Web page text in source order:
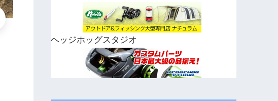
ヘッジホッグスタジオ